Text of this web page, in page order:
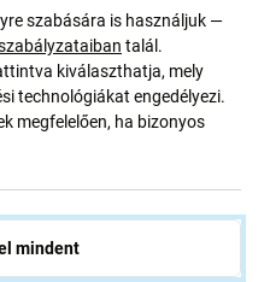
eredeti. Ez az eredeti
(ritka esetekben)
a funkcionalitásban, a
Ha többet szeretne
el blogunkat, ahol
speciális szerszámok
szabására is használjuk —
talál.
kiválaszthatja, mely
technológiákat engedélyezi.
megfelelően, ha bizonyos
mindent